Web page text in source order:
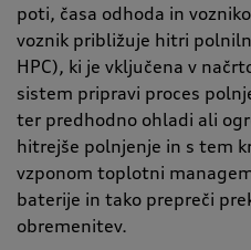
poti, časa odhoda in
voznik približuje hitri
HPC), ki je vključena v
sistem pripravi proces
ter predhodno ohladi ali
hitrejše polnjenje in s tem
vzponom toplotni
baterije in tako prepreči
obremenitev.